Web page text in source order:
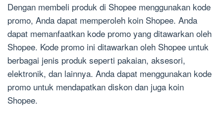
Dengan membeli produk di Shopee menggunakan kode
promo, Anda dapat memperoleh koin Shopee. Anda
dapat memanfaatkan kode promo yang ditawarkan oleh
Shopee. Kode promo ini ditawarkan oleh Shopee untuk
berbagai jenis produk seperti pakaian, aksesori,
elektronik, dan lainnya. Anda dapat menggunakan kode
promo untuk mendapatkan diskon dan juga koin
Shopee.